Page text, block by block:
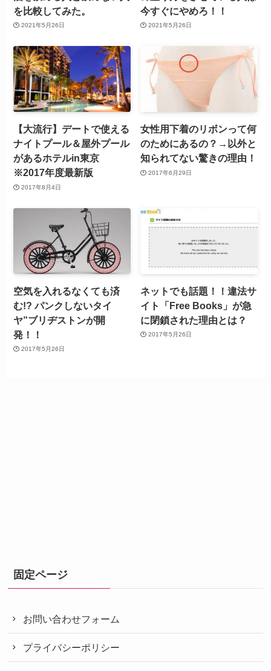
を比較してみた。
2021年5月26日
今すぐにやめろ！！
2021年5月26日
【大流行】デートで使える
ナイトプール＆屋外プール
があるホテルin東京
※2017年度最新版
2017年8月4日
女性用下着のリボンって何
のためにあるの？→以外と
知られてない驚きの理由！
2017年6月29日
空気を入れるなくても済
む!? パンクしないタイ
ヤ”ブリヂストンが開
発！！
2017年5月26日
ネットでも話題！！違法サ
イト「Free Books」が急
に閉鎖された理由とは？
2017年5月26日
固定ページ
お問い合わせフォーム
プライバシーポリシー